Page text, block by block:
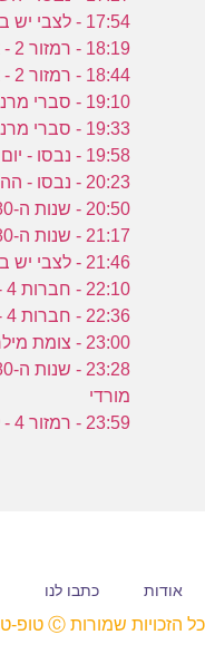
17:54 - לצבי יש בעיה 2 - לידה
18:19 - רמזור 2 - אשה מחליפה
18:44 - רמזור 2 - אילת
19:10 - סברי מרנן - 10. חתונה מוקדמת
19:33 - סברי מרנן - 11. כינים
19:58 - נבסו - יום הולדת לגילי
20:23 - נבסו - ההתאבדות
20:50 - שנות ה-80 עונה 2 - המתיחה הגדולה
21:17 - שנות ה-80 עונה 2 - הקש בדלת
21:46 - לצבי יש בעיה - הז בין
22:10 - חברות 4 - מעקב בטלפון
22:36 - חברות 4 - קברי צדיקים
23:00 - צומת מילר 3 - השיחה
מורדי
23:59 - רמזור 4 - לקנות דירה
אודות כתבו לנו
כל הזכויות שמורות Ⓒ טופ-טיוי